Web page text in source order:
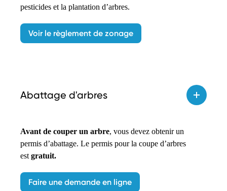
pesticides et la plantation d’arbres.
Voir le règlement de zonage
Abattage d'arbres
Avant de couper un arbre, vous devez obtenir un
permis d’abattage. Le permis pour la coupe d’arbres
est gratuit.
Faire une demande en ligne